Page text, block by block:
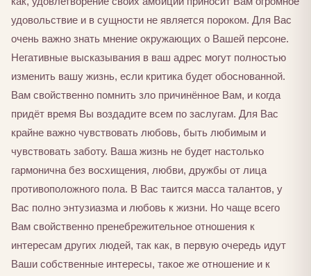
удовольствие и в сущности не является пороком. Для Вас
очень важно знать мнение окружающих о Вашей персоне.
Негативные высказывания в ваш адрес могут полностью
изменить вашу жизнь, если критика будет обоснованной.
Вам свойственно помнить зло причинённое Вам, и когда
придёт время Вы воздадите всем по заслугам. Для Вас
крайне важно чувствовать любовь, быть любимым и
чувствовать заботу. Ваша жизнь не будет настолько
гармонична без восхищения, любви, дружбы от лица
противоположного пола. В Вас таится масса талантов, у
Вас полно энтузиазма и любовь к жизни. Но чаще всего
Вам свойственно пренебрежительное отношения к
интересам других людей, так как, в первую очередь идут
Ваши собственные интересы, такое же отношение и к